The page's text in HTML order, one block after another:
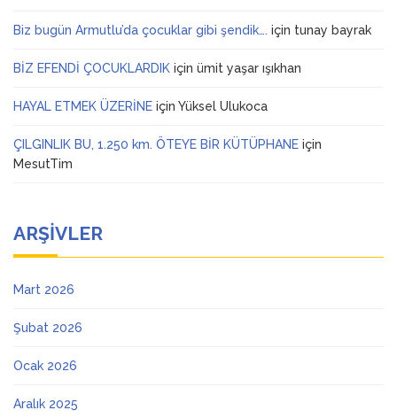
Biz bugün Armutlu’da çocuklar gibi şendik…. için tunay bayrak
BİZ EFENDİ ÇOCUKLARDIK için ümit yaşar ışıkhan
HAYAL ETMEK ÜZERİNE için Yüksel Ulukoca
ÇILGINLIK BU, 1.250 km. ÖTEYE BİR KÜTÜPHANE için
MesutTim
ARŞIVLER
Mart 2026
Şubat 2026
Ocak 2026
Aralık 2025